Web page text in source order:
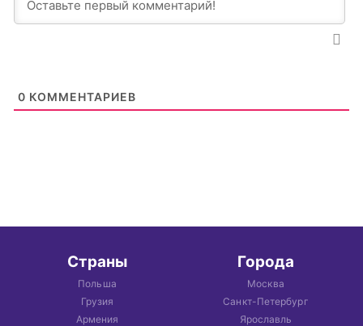
0 КОММЕНТАРИЕВ
Страны
Польша
Грузия
Армения
Города
Москва
Санкт-Петербург
Ярославль